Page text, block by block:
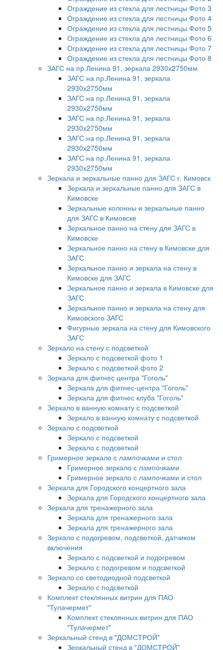
Ограждение из стекла для лестницы Фото 3
Ограждение из стекла для лестницы Фото 4
Ограждение из стекла для лестницы Фото 5
Ограждение из стекла для лестницы Фото 6
Ограждение из стекла для лестницы Фото 7
Ограждение из стекла для лестницы Фото 8
ЗАГС на пр.Ленина 91, зеркала 2930х2750мм
ЗАГС на пр.Ленина 91, зеркала
2930х2750мм
ЗАГС на пр.Ленина 91, зеркала
2930х2750мм
ЗАГС на пр.Ленина 91, зеркала
2930х2750мм
ЗАГС на пр.Ленина 91, зеркала
2930х2750мм
ЗАГС на пр.Ленина 91, зеркала
2930х2750мм
Зеркала и зеркальные панно для ЗАГС г. Кимовск
Зеркала и зеркальные панно для ЗАГС в
Кимовске
Зеркальные колонны и зеркальные панно
для ЗАГС в Кимовске
Зеркальное панно на стену для ЗАГС в
Кимовске
Зеркальное панно на стену в Кимовске для
ЗАГС
Зеркальное панно и зеркала на стену в
Кимовске для ЗАГС
Зеркальное панно и зеркала в Кимовске для
ЗАГС
Зеркальное панно и зеркала на стену для
Кимовского ЗАГС
Фигурные зеркала на стену для Кимовского
ЗАГС
Зеркало на стену с подсветкой
Зеркало с подсветкой фото 1
Зеркало с подсветкой фото 2
Зеркала для фитнес центра "Гоголь"
Зеркала для фитнес-центра "Гоголь"
Зеркала для фитнес клуба "Гоголь"
Зеркало в ванную комнату с подсветкой
Зеркало в ванную комнату с подсветкой
Зеркало с подсветкой
Зеркало с подсветкой
Зеркало с подсветкой
Гримерное зеркало с лампочками и стол
Гримерное зеркало с лампочками
Гримерное зеркало с лампочками и стол
Зеркала для Городского концертного зала
Зеркала для Городского концертного зала
Зеркала для тренажерного зала
Зеркала для тренажерного зала
Зеркала для тренажерного зала
Зеркало с подогревом, подсветкой, датчиком
включения
Зеркало с подсветкой и подогревом
Зеркало с подогревом и подсветкой
Зеркало со светодиодной подсветкой
Зеркало с подсветкой
Комплект стеклянных витрин для ПАО
"Тулачермет"
Комплект стеклянных витрин для ПАО
"Тулачермет"
Зеркальный стенд в "ДОМСТРОЙ"
Зеркальный стенд в "ДОМСТРОЙ"